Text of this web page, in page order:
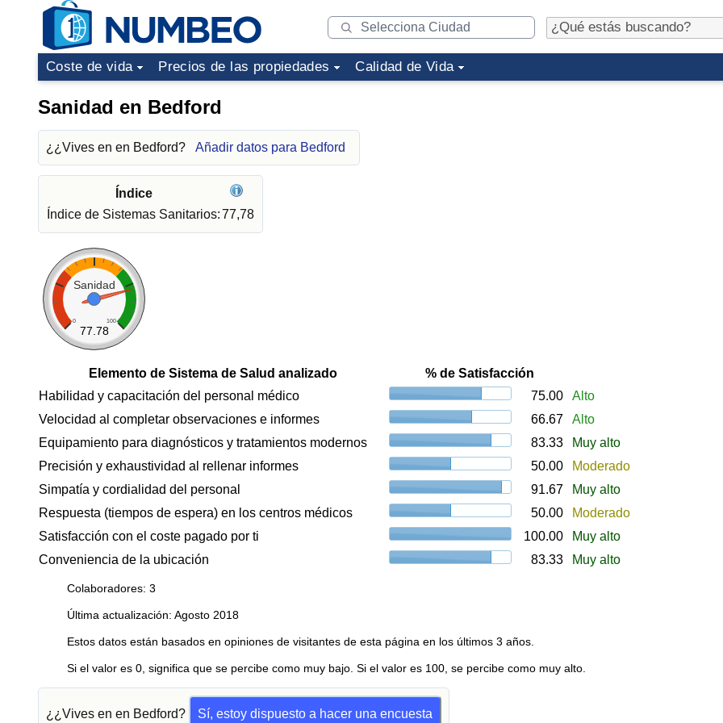
Coste de vida Precios de las propiedades Calidad de Vida
Sanidad en Bedford
¿¿Vives en en Bedford? Añadir datos para Bedford
Índice
Índice de Sistemas Sanitarios:77,78
Sanidad
0 100
77.78
Elemento de Sistema de Salud analizado
% de Satisfacción
Habilidad y capacitación del personal médico
75.00
Alto
Velocidad al completar observaciones e informes
66.67
Alto
Equipamiento para diagnósticos y tratamientos modernos
83.33
Muy alto
Precisión y exhaustividad al rellenar informes
50.00
Moderado
Simpatía y cordialidad del personal
91.67
Muy alto
Respuesta (tiempos de espera) en los centros médicos
50.00
Moderado
Satisfacción con el coste pagado por ti
100.00
Muy alto
Conveniencia de la ubicación
83.33 Muy alto
Colaboradores: 3
Última actualización: Agosto 2018
Estos datos están basados en opiniones de visitantes de esta página en los últimos 3 años.
Si el valor es 0, significa que se percibe como muy bajo. Si el valor es 100, se percibe como muy alto.
¿¿Vives en en Bedford? Sí, estoy dispuesto a hacer una encuesta